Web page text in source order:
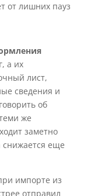
от лишних пауз
а их
лист,
сведения и
об
же
заметно
снижается еще
импорте из
отправил